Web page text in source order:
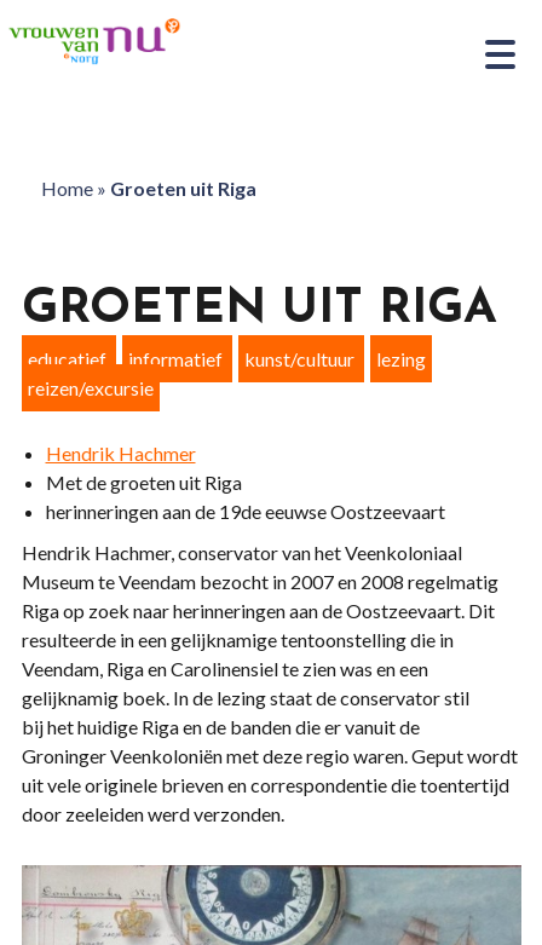
Home» Groeten uit Riga
GROETEN UIT RIGA
educatief informatief kunst/cultuur
lezing
reizen/excursie
Hendrik Hachmer
Met de groeten uit Riga
herinneringen aan de 19de eeuwse Oostzeevaart
Hendrik Hachmer, conservator van het Veenkoloniaal
Museum te Veendam bezocht in 2007 en 2008 regelmatig
Riga op zoek naar herinneringen aan de Oostzeevaart. Dit
resulteerde in een gelijknamige tentoonstelling die in
Veendam, Riga en Carolinensiel te zien was en een
gelijknamig boek. In de lezing staat de conservator stil
bij het huidige Riga en de banden die er vanuit de
Groninger Veenkoloniën met deze regio waren. Geput wordt
uit vele originele brieven en correspondentie die toentertijd
door zeeleiden werd verzonden.